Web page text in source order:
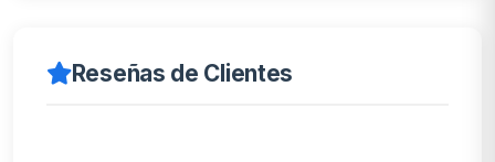
Reseñas de Clientes